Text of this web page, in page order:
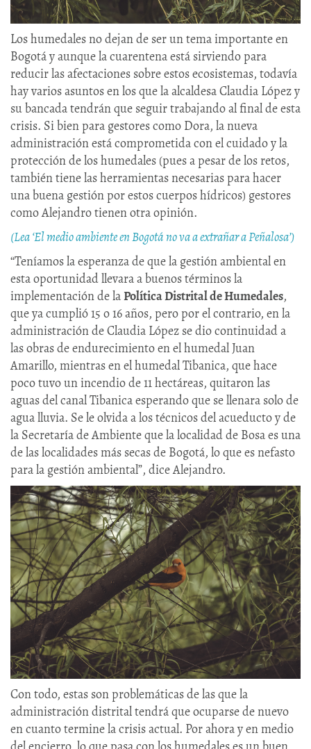
Los humedales no dejan de ser un tema importante en
Bogotá y aunque la cuarentena está sirviendo para
reducir las afectaciones sobre estos ecosistemas, todavía
hay varios asuntos en los que la alcaldesa Claudia López y
su bancada tendrán que seguir trabajando al final de esta
crisis. Si bien para gestores como Dora, la nueva
administración está comprometida con el cuidado y la
protección de los humedales (pues a pesar de los retos,
también tiene las herramientas necesarias para hacer
una buena gestión por estos cuerpos hídricos) gestores
como Alejandro tienen otra opinión.
(Lea ‘El medio ambiente en Bogotá no va a extrañar a Peñalosa’)
“Teníamos la esperanza de que la gestión ambiental en
esta oportunidad llevara a buenos términos la
implementación de laPolítica Distrital de Humedales,
que ya cumplió 15 o 16 años, pero por el contrario, en la
administración de Claudia López se dio continuidad a
las obras de endurecimiento en el humedal Juan
Amarillo, mientras en el humedal Tibanica, que hace
poco tuvo un incendio de 11 hectáreas, quitaron las
aguas del canal Tibanica esperando que se llenara solo de
agua lluvia. Se le olvida a los técnicos del acueducto y de
la Secretaría de Ambiente que la localidad de Bosa es una
de las localidades más secas de Bogotá, lo que es nefasto
para la gestión ambiental”, dice Alejandro.
Con todo, estas son problemáticas de las que la
administración distrital tendrá que ocuparse de nuevo
en cuanto termine la crisis actual. Por ahora y en medio